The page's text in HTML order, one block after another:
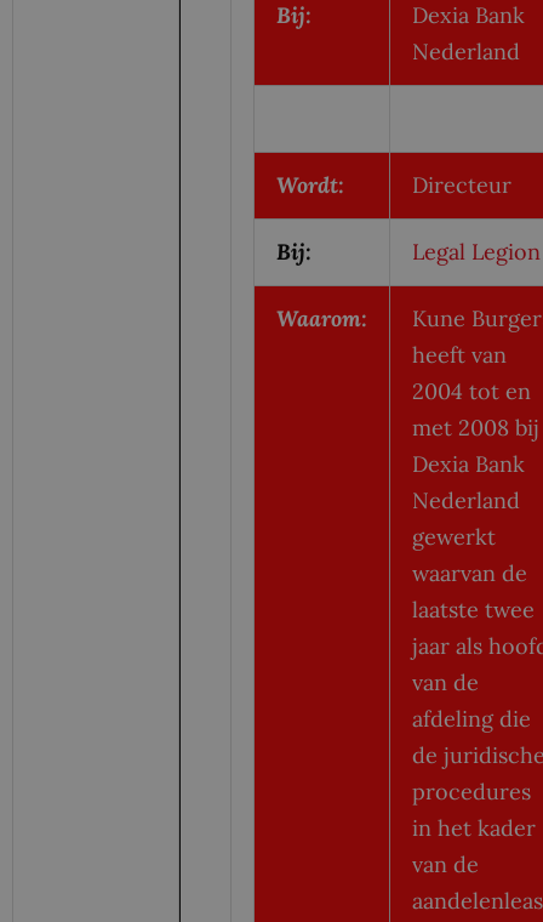
Bij:
Dexia Bank
Nederland
Wordt: Directeur
Bij: Legal Legion
Waarom:
Kune
heeft van
2004 tot en
met 2008 bij
Dexia Bank
Nederland
gewerkt
waarvan de
laatste twee
jaar als
van de
afdeling die
de
procedures
in het kader
van de